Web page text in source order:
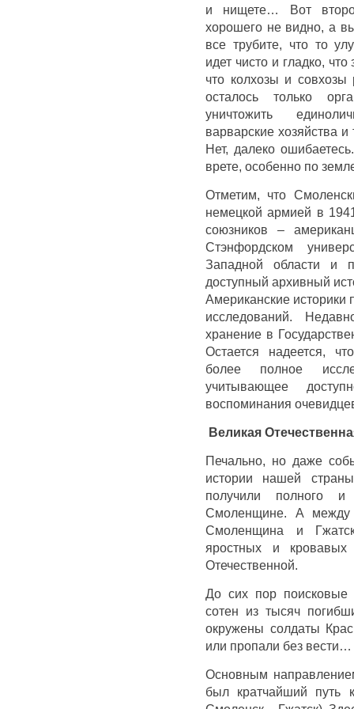
и нищете… Вот
хорошего не видно, а
все трубите, что то
идет чисто и гладко,
что колхозы и
осталось только
уничтожить
варварские хозяйства
Нет, далеко
врете, особенно по
Отметим, что
немецкой армией в
союзников –
Стэнфордском
Западной области и
доступный архивный
Американские историки
исследований.
хранение в
Остается надеется,
более полное
учитывающее
воспоминания
Великая
Печально, но даже
истории нашей
получили полного и
Смоленщине. А
Смоленщина и
яростных и кровавых
Отечественной.
До сих пор поисковые
сотен из тысяч
окружены солдаты
или пропали без вести…
Основным
был кратчайший путь